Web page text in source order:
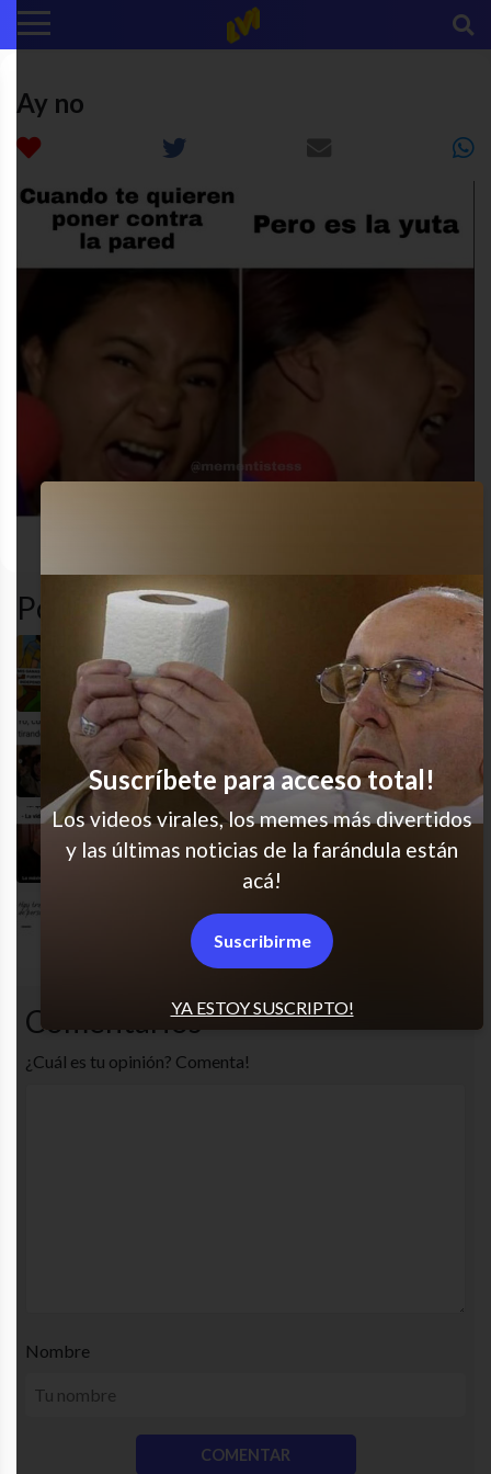
Ay no
Popular en LVI
Mi mejor definición
Pero por supuesto
Está mal pero no tan mal
El 3 tiene mascota
Comentarios
¿Cuál es tu opinión? Comenta!
Nombre
YA ESTOY SUSCRIPTO!
Suscríbete para acceso total!
Los videos virales, los memes más divertidos
y las últimas noticias de la farándula están
acá!
Suscribirme